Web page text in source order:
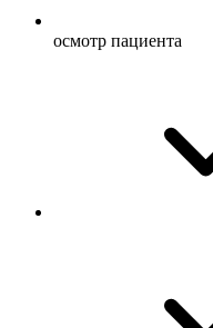
осмотр пациента